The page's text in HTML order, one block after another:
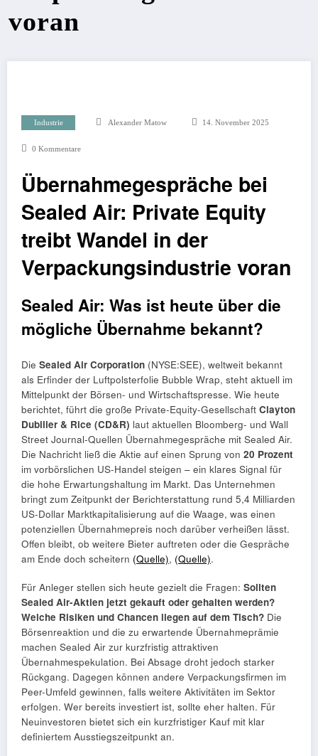
voran
Industrie Alexander Matow 14. November 2025
0 Kommentare
Übernahmegespräche bei
Sealed Air: Private Equity
treibt Wandel in der
Verpackungsindustrie voran
Sealed Air: Was ist heute über die
mögliche Übernahme bekannt?
Die Sealed Air Corporation (NYSE:SEE), weltweit bekannt
als Erfinder der Luftpolsterfolie Bubble Wrap, steht aktuell im
Mittelpunkt der Börsen- und Wirtschaftspresse. Wie heute
berichtet, führt die große Private-Equity-Gesellschaft Clayton
Dubilier & Rice (CD&R) laut aktuellen Bloomberg- und Wall
Street Journal-Quellen Übernahmegespräche mit Sealed Air.
Die Nachricht ließ die Aktie auf einen Sprung von 20 Prozent
im vorbörslichen US-Handel steigen – ein klares Signal für
die hohe Erwartungshaltung im Markt. Das Unternehmen
bringt zum Zeitpunkt der Berichterstattung rund 5,4 Milliarden
US-Dollar Marktkapitalisierung auf die Waage, was einen
potenziellen Übernahmepreis noch darüber verheißen lässt.
Offen bleibt, ob weitere Bieter auftreten oder die Gespräche
am Ende doch scheitern (Quelle), (Quelle).
Für Anleger stellen sich heute gezielt die Fragen: Sollten
Sealed Air-Aktien jetzt gekauft oder gehalten werden?
Welche Risiken und Chancen liegen auf dem Tisch? Die
Börsenreaktion und die zu erwartende Übernahmeprämie
machen Sealed Air zur kurzfristig attraktiven
Übernahmespekulation. Bei Absage droht jedoch starker
Rückgang. Dagegen können andere Verpackungsfirmen im
Peer-Umfeld gewinnen, falls weitere Aktivitäten im Sektor
erfolgen. Wer bereits investiert ist, sollte eher halten. Für
Neuinvestoren bietet sich ein kurzfristiger Kauf mit klar
definiertem Ausstiegszeitpunkt an.